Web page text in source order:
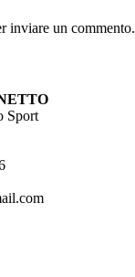
inviare un commento.
Sport